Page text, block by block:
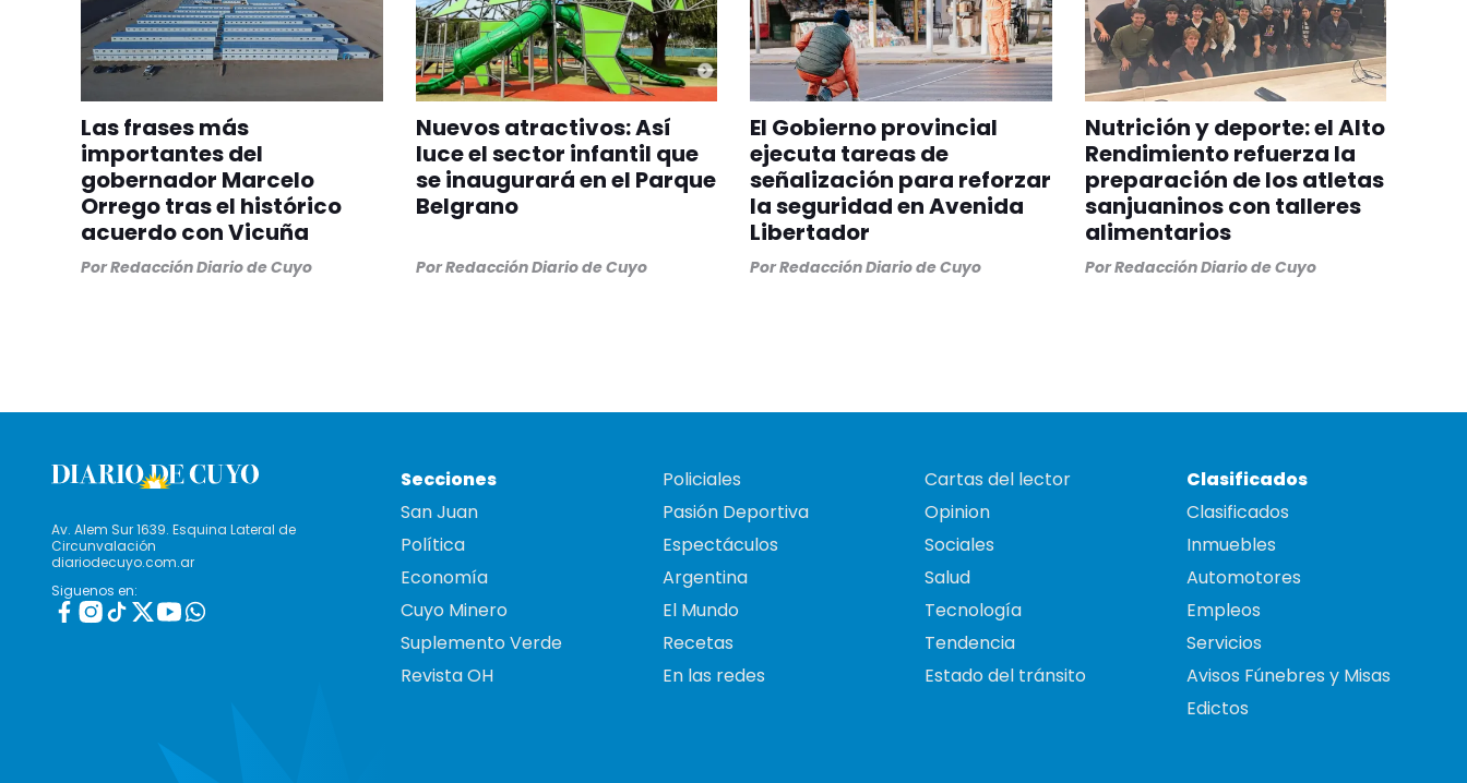
Las frases más
importantes del
gobernador Marcelo
Orrego tras el histórico
acuerdo con Vicuña
PorRedacción Diario de Cuyo
Nuevos atractivos: Así
luce el sector infantil que
se inaugurará en el Parque
Belgrano
PorRedacción Diario de Cuyo
El Gobierno provincial
ejecuta tareas de
señalización para reforzar
la seguridad en Avenida
Libertador
PorRedacción Diario de Cuyo
Nutrición y deporte: el Alto
Rendimiento refuerza la
preparación de los atletas
sanjuaninos con talleres
alimentarios
PorRedacción Diario de Cuyo
Av. Alem Sur 1639. Esquina Lateral de
Circunvalación
diariodecuyo.com.ar
Siguenos en:
Secciones
San Juan
Política
Economía
Cuyo Minero
Suplemento Verde
Revista OH
Policiales
Pasión Deportiva
Espectáculos
Argentina
El Mundo
Recetas
En las redes
Cartas del lector
Opinion
Sociales
Salud
Tecnología
Tendencia
Estado del tránsito
Clasificados
Clasificados
Inmuebles
Automotores
Empleos
Servicios
Avisos Fúnebres y Misas
Edictos